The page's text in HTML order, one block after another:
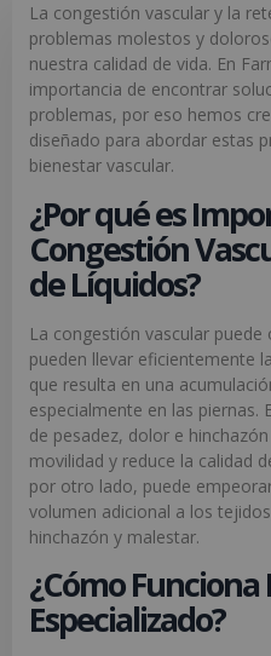
La congestión vascular y la
problemas molestos y
nuestra calidad de vida. En
importancia de encontrar
problemas, por eso hemos
diseñado para abordar estas
bienestar vascular.
¿Por qué es
Congestión
de Líquidos?
La congestión vascular
pueden llevar eficientemente
que resulta en una
especialmente en las piernas.
de pesadez, dolor e
movilidad y reduce la calidad
por otro lado, puede
volumen adicional a los
hinchazón y malestar.
¿Cómo
Especializado?